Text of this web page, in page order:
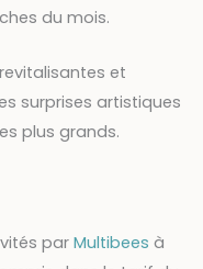
du mois.
et
surprises artistiques
plus grands.
par Multibees à